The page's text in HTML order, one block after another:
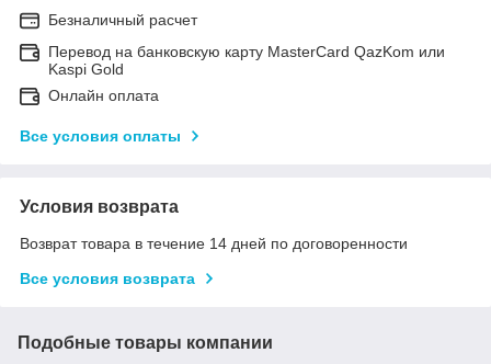
Безналичный расчет
Перевод на банковскую карту MasterCard QazKom или
Kaspi Gold
Онлайн оплата
Все условия оплаты
Условия возврата
Возврат товара в течение 14 дней по договоренности
Все условия возврата
Подобные товары компании